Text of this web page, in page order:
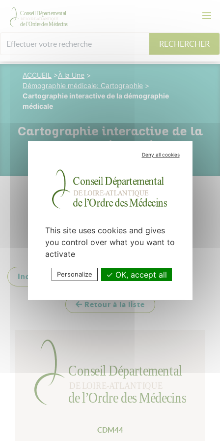
RECHERCHER
ACCUEIL >À la Une >
Démographie médicale: Cartographie >
Cartographie interactive de la démographie
médicale
Cartographie interactive de la
04 mai 2022
Indicateurs, Zonages
Retour à la liste
CDM44
Deny all cookies
This site uses cookies and gives
you control over what you want to
activate
Personalize OK, accept all